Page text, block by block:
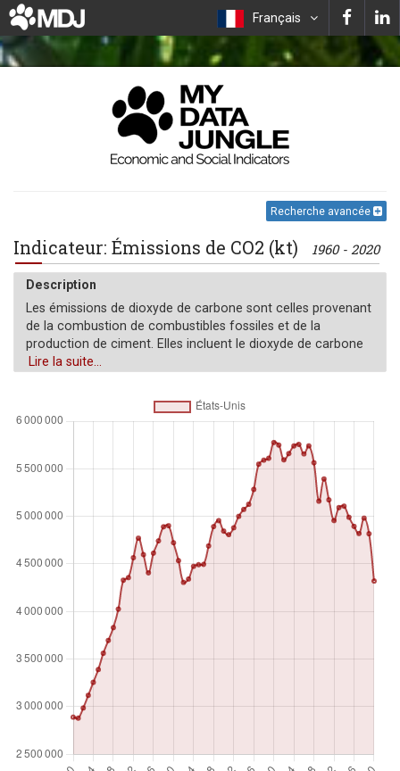
Français
Recherche avancée
Indicateur: Émissions de CO2 (kt) 1960 - 2020
Description
Les émissions de dioxyde de carbone sont celles provenant
de la combustion de combustibles fossiles et de la
production de ciment. Elles incluent le dioxyde de carbone
produit lors de la consommation de combustibles solides,
Nombre absolu
Lire la suite...